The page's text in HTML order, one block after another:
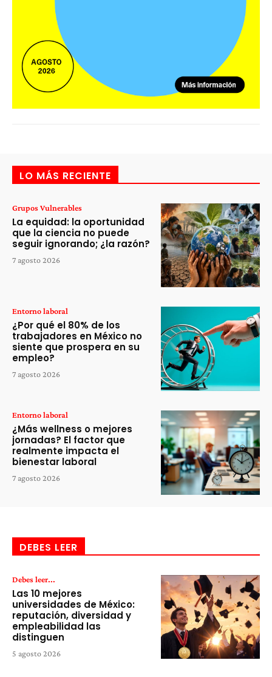
LO MÁS RECIENTE
Grupos Vulnerables
La equidad: la oportunidad
que la ciencia no puede
seguir ignorando; ¿la razón?
7 agosto 2026
Entorno laboral
¿Por qué el 80% de los
trabajadores en México no
siente que prospera en su
empleo?
7 agosto 2026
Entorno laboral
¿Más wellness o mejores
jornadas? El factor que
realmente impacta el
bienestar laboral
7 agosto 2026
DEBES LEER
Debes leer...
Las 10 mejores
universidades de México:
reputación, diversidad y
empleabilidad las
distinguen
5 agosto 2026